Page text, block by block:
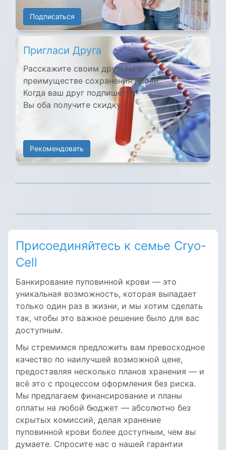
Подписаться
Пригласи Друга
Расскажите своим друзьям о
преимуществе сохранения крови.
Когда ваш друг подпишется
Вы оба получите скидку.
Рекомендовать
Присоединяйтесь к семье Cryo-
Cell
Банкирование пуповинной крови — это
уникальная возможность, которая выпадает
только один раз в жизни, и мы хотим сделать
так, чтобы это важное решение было для вас
доступным.
Мы стремимся предложить вам превосходное
качество по наилучшей возможной цене,
предоставляя несколько планов хранения — и
всё это с процессом оформления без риска.
Мы предлагаем финансирование и планы
оплаты на любой бюджет — абсолютно без
скрытых комиссий, делая хранение
пуповинной крови более доступным, чем вы
думаете. Спросите нас о нашей гарантии